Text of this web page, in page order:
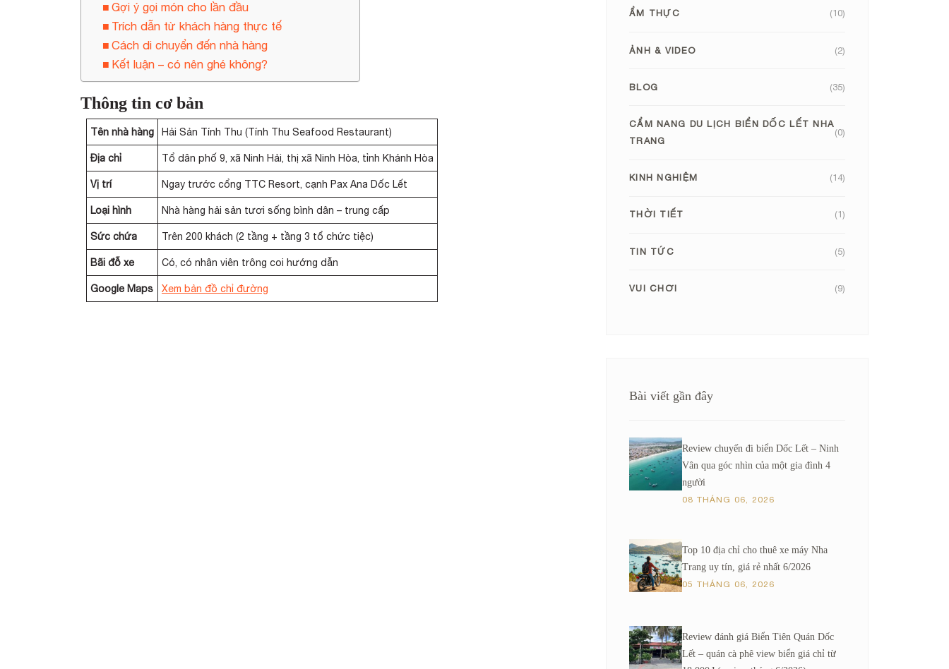
Gợi ý gọi món cho lần đầu
Trích dẫn từ khách hàng thực tế
Cách di chuyển đến nhà hàng
Kết luận – có nên ghé không?
Thông tin cơ bản
Tên nhà hàng Hải Sản Tính Thu (Tính Thu Seafood Restaurant)
Địa chỉ Tổ dân phố 9, xã Ninh Hải, thị xã Ninh Hòa, tỉnh Khánh Hòa
Vị trí Ngay trước cổng TTC Resort, cạnh Pax Ana Dốc Lết
Loại hình Nhà hàng hải sản tươi sống bình dân – trung cấp
Sức chứa Trên 200 khách (2 tầng + tầng 3 tổ chức tiệc)
Bãi đỗ xe Có, có nhân viên trông coi hướng dẫn
Google Maps Xem bản đồ chỉ đường
ẨM THỰC (10)
ẢNH & VIDEO (2)
BLOG (35)
CẨM NANG DU LỊCH BIỂN DỐC LẾT NHA
TRANG
(0)
KINH NGHIỆM (14)
THỜI TIẾT (1)
TIN TỨC (5)
VUI CHƠI (9)
Bài viết gần đây
Review chuyến đi biển Dốc Lết – Ninh
Vân qua góc nhìn của một gia đình 4
người
08 THÁNG 06, 2026
Top 10 địa chỉ cho thuê xe máy Nha
Trang uy tín, giá rẻ nhất 6/2026
05 THÁNG 06, 2026
Review đánh giá Biển Tiên Quán Dốc
Lết – quán cà phê view biển giá chỉ từ